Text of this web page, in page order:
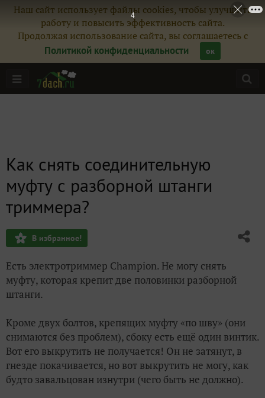
Наш сайт использует файлы cookies, чтобы улучшить
работу и повысить эффективность сайта.
Продолжая использование сайта, вы соглашаетесь с
Политикой конфиденциальности
ок
Как снять соединительную
муфту с разборной штанги
триммера?
В избранное!
Есть электротриммер Champion. Не могу снять
муфту, которая крепит две половинки разборной
штанги.
Кроме двух болтов, крепящих муфту «по шву» (они
снимаются без проблем), сбоку есть ещё один винтик.
Вот его выкрутить не получается! Он не затянут, в
гнезде покачивается, но вот выкрутить не могу, как
будто завальцован изнутри (чего быть не должно).
2